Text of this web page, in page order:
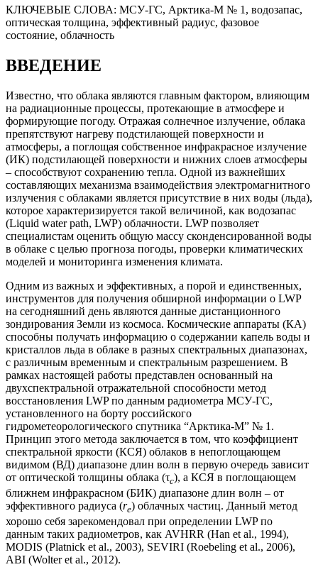
КЛЮЧЕВЫЕ СЛОВА: МСУ-ГС, Арктика-М № 1, водозапас,
оптическая толщина, эффективный радиус, фазовое
состояние, облачность
ВВЕДЕНИЕ
Известно, что облака являются главным фактором, влияющим
на радиационные процессы, протекающие в атмосфере и
формирующие погоду. Отражая солнечное излучение, облака
препятствуют нагреву подстилающей поверхности и
атмосферы, а поглощая собственное инфракрасное излучение
(ИК) подстилающей поверхности и нижних слоев атмосферы
– способствуют сохранению тепла. Одной из важнейших
составляющих механизма взаимодействия электромагнитного
излучения с облаками является присутствие в них воды (льда),
которое характеризируется такой величиной, как водозапас
(Liquid water path, LWP) облачности. LWP позволяет
специалистам оценить общую массу сконденсированной воды
в облаке с целью прогноза погоды, проверки климатических
моделей и мониторинга изменения климата.
Одним из важных и эффективных, а порой и единственных,
инструментов для получения обширной информации о LWP
на сегодняшний день являются данные дистанционного
зондирования Земли из космоса. Космические аппараты (КА)
способны получать информацию о содержании капель воды и
кристаллов льда в облаке в разных спектральных диапазонах,
с различным временным и спектральным разрешением. В
рамках настоящей работы представлен основанный на
двухспектральной отражательной способности метод
восстановления LWP по данным радиометра МСУ-ГС,
установленного на борту российского
гидрометеорологического спутника “Арктика-М” № 1.
Принцип этого метода заключается в том, что коэффициент
спектральной яркости (КСЯ) облаков в непоглощающем
видимом (ВД) диапазоне длин волн в первую очередь зависит
от оптической толщины облака (τс), а КСЯ в поглощающем
ближнем инфракрасном (БИК) диапазоне длин волн – от
эффективного радиуса (re) облачных частиц. Данный метод
хорошо себя зарекомендовал при определении LWP по
данным таких радиометров, как AVHRR (Han et al., 1994),
MODIS (Platnick et al., 2003), SEVIRI (Roebeling et al., 2006),
ABI (Wolter et al., 2012).